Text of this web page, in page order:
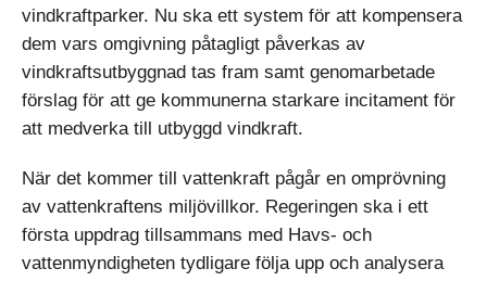
vindkraftparker. Nu ska ett system för att kompensera
dem vars omgivning påtagligt påverkas av
vindkraftsutbyggnad tas fram samt genomarbetade
förslag för att ge kommunerna starkare incitament för
att medverka till utbyggd vindkraft.
När det kommer till vattenkraft pågår en omprövning
av vattenkraftens miljövillkor. Regeringen ska i ett
första uppdrag tillsammans med Havs- och
vattenmyndigheten tydligare följa upp och analysera